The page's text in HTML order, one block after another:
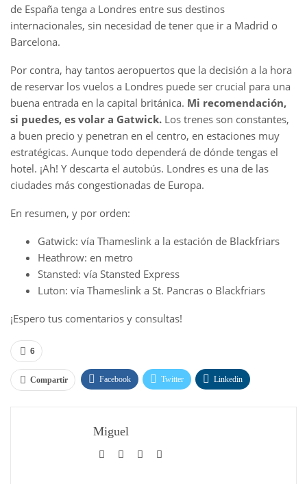
de España tenga a Londres entre sus destinos
internacionales, sin necesidad de tener que ir a Madrid o
Barcelona.
Por contra, hay tantos aeropuertos que la decisión a la hora
de reservar los vuelos a Londres puede ser crucial para una
buena entrada en la capital británica. Mi recomendación,
si puedes, es volar a Gatwick. Los trenes son constantes,
a buen precio y penetran en el centro, en estaciones muy
estratégicas. Aunque todo dependerá de dónde tengas el
hotel. ¡Ah! Y descarta el autobús. Londres es una de las
ciudades más congestionadas de Europa.
En resumen, y por orden:
Gatwick: vía Thameslink a la estación de Blackfriars
Heathrow: en metro
Stansted: vía Stansted Express
Luton: vía Thameslink a St. Pancras o Blackfriars
¡Espero tus comentarios y consultas!
6
Compartir Facebook Twitter Linkedin
Miguel